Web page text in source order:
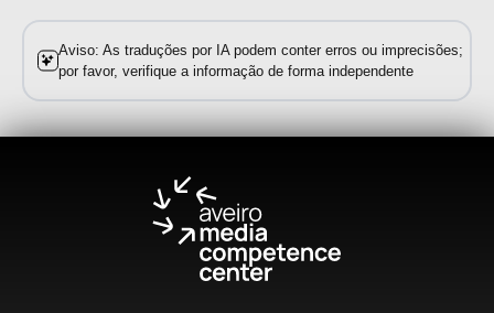
Aviso: As traduções por IA podem conter erros ou imprecisões;
por favor, verifique a informação de forma independente